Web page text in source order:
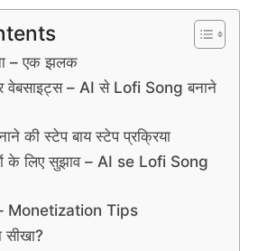
– एक झलक
वेबसाइट्स – AI से Lofi Song बनाने
की स्टेप बाय स्टेप प्रक्रिया
के लिए सुझाव – AI se Lofi Song
Monetization Tips